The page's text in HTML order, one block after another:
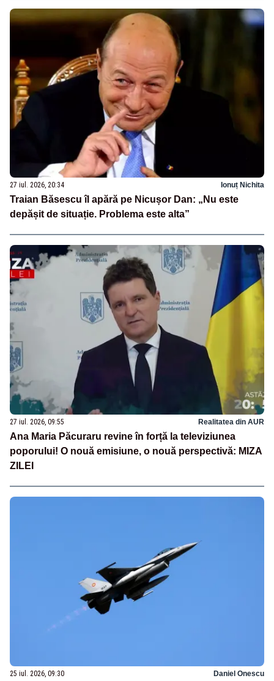
27 iul. 2026, 20:34 Ionuț Nichita
Traian Băsescu îl apără pe Nicușor Dan: „Nu este
depășit de situație. Problema este alta”
27 iul. 2026, 09:55 Realitatea din AUR
Ana Maria Păcuraru revine în forță la televiziunea
poporului! O nouă emisiune, o nouă perspectivă: MIZA
ZILEI
25 iul. 2026, 09:30 Daniel Onescu